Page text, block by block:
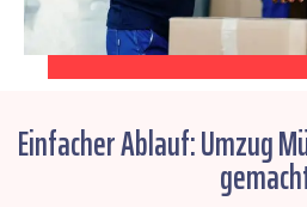
Einfacher Ablauf: Umzug